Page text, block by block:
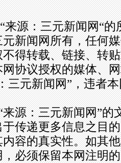
来源：三元新闻网“
新闻网所有，任何
得转载、链接、转
协议授权的媒体、
三元新闻网”，违者
源：三元新闻网”的
传递更多信息之目
容的真实性。如其
必须保留本网注明